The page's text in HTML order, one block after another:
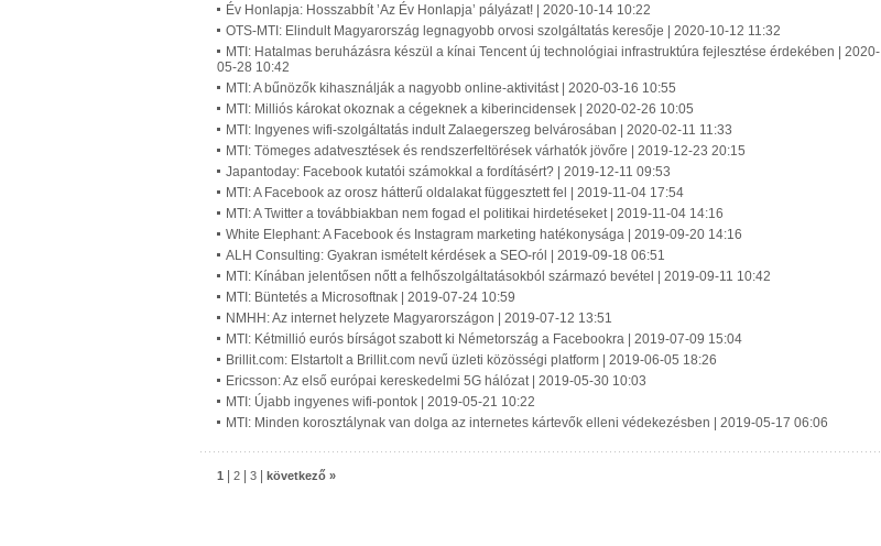
Év Honlapja: Hosszabbít ’Az Év Honlapja’ pályázat! | 2020-10-14 10:22
OTS-MTI: Elindult Magyarország legnagyobb orvosi szolgáltatás keresője | 2020-10-12 11:32
MTI: Hatalmas beruházásra készül a kínai Tencent új technológiai infrastruktúra fejlesztése érdekében | 2020-
05-28 10:42
MTI: A bűnözők kihasználják a nagyobb online-aktivitást | 2020-03-16 10:55
MTI: Milliós károkat okoznak a cégeknek a kiberincidensek | 2020-02-26 10:05
MTI: Ingyenes wifi-szolgáltatás indult Zalaegerszeg belvárosában | 2020-02-11 11:33
MTI: Tömeges adatvesztések és rendszerfeltörések várhatók jövőre | 2019-12-23 20:15
Japantoday: Facebook kutatói számokkal a fordításért? | 2019-12-11 09:53
MTI: A Facebook az orosz hátterű oldalakat függesztett fel | 2019-11-04 17:54
MTI: A Twitter a továbbiakban nem fogad el politikai hirdetéseket | 2019-11-04 14:16
White Elephant: A Facebook és Instagram marketing hatékonysága | 2019-09-20 14:16
ALH Consulting: Gyakran ismételt kérdések a SEO-ról | 2019-09-18 06:51
MTI: Kínában jelentősen nőtt a felhőszolgáltatásokból származó bevétel | 2019-09-11 10:42
MTI: Büntetés a Microsoftnak | 2019-07-24 10:59
NMHH: Az internet helyzete Magyarországon | 2019-07-12 13:51
MTI: Kétmillió eurós bírságot szabott ki Németország a Facebookra | 2019-07-09 15:04
Brillit.com: Elstartolt a Brillit.com nevű üzleti közösségi platform | 2019-06-05 18:26
Ericsson: Az első európai kereskedelmi 5G hálózat | 2019-05-30 10:03
MTI: Újabb ingyenes wifi-pontok | 2019-05-21 10:22
MTI: Minden korosztálynak van dolga az internetes kártevők elleni védekezésben | 2019-05-17 06:06
1 2 3 következő »